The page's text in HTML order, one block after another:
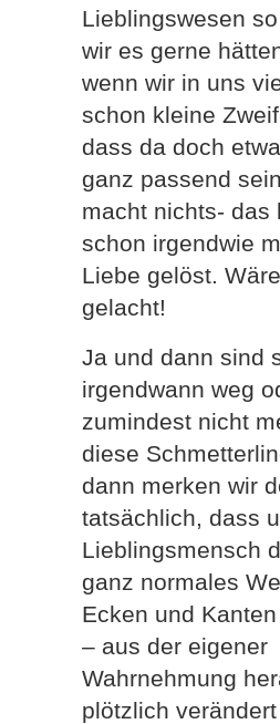
Lieblingswesen
wir es gerne
wenn wir in uns
schon kleine
dass da doch
ganz passend
macht nichts- das
schon irgendwie
Liebe gelöst.
gelacht!
Ja und dann sind
irgendwann weg
zumindest nicht
diese
dann merken wir
tatsächlich, dass
Lieblingsmensch
ganz normales
Ecken und
– aus der eigener
Wahrnehmung
plötzlich